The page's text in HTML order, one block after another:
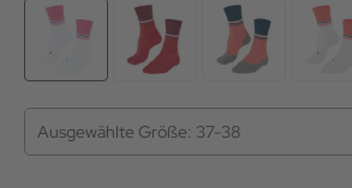
Ausgewählte Größe: 37-38